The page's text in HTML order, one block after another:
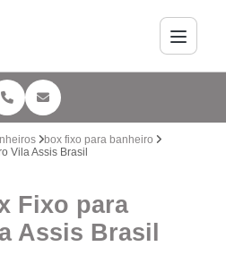
box fixo para banheiro
Vila Assis Brasil
Fixo para
Assis Brasil